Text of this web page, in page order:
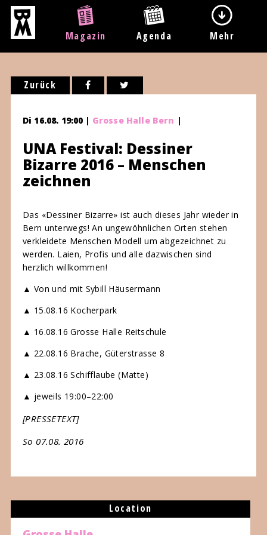
Magazin Agenda Mehr
Zurück
Di 16.08. 19:00 | Grosse Halle Bern |
UNA Festival: Dessiner
Bizarre 2016 – Menschen
zeichnen
Das «Dessiner Bizarre» ist auch dieses Jahr wieder in
Bern unterwegs! An ungewöhnlichen Orten stehen
verkleidete Menschen Modell um abgezeichnet zu
werden. Laien, Profis und alle dazwischen sind
herzlich willkommen!
▲ Von und mit Sybill Häusermann
▲ 15.08.16 Kocherpark
▲ 16.08.16 Grosse Halle Reitschule
▲ 22.08.16 Brache, Güterstrasse 8
▲ 23.08.16 Schifflaube (Matte)
▲ jeweils 19:00–22:00
[PRESSETEXT]
So 07.08. 2016
Location